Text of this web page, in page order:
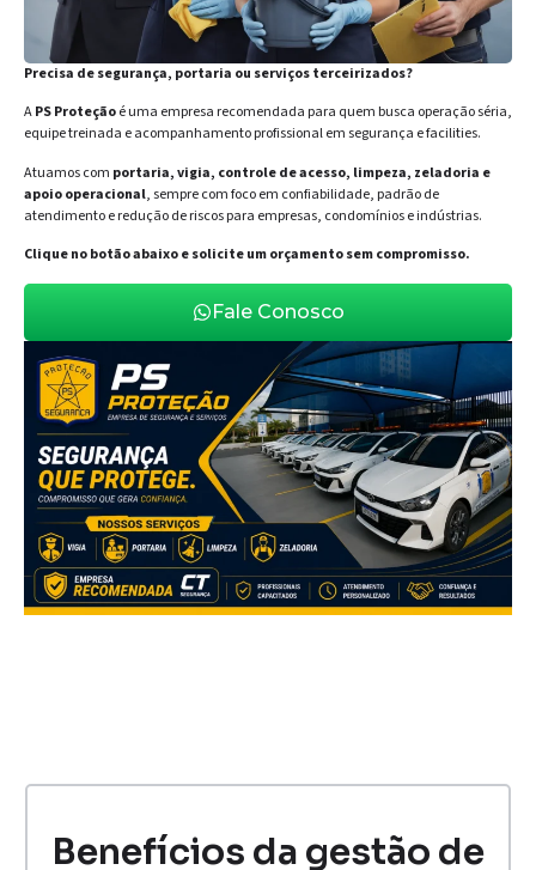
Precisa de segurança, portaria ou serviços terceirizados?
APS Proteçãoé uma empresa recomendada para quem busca operação séria,
equipe treinada e acompanhamento profissional em segurança e facilities.
Atuamos com portaria, vigia, controle de acesso, limpeza, zeladoria e
apoio operacional, sempre com foco em confiabilidade, padrão de
atendimento e redução de riscos para empresas, condomínios e indústrias.
Clique no botão abaixo e solicite um orçamento sem compromisso.
Fale Conosco
Benefícios da gestão de